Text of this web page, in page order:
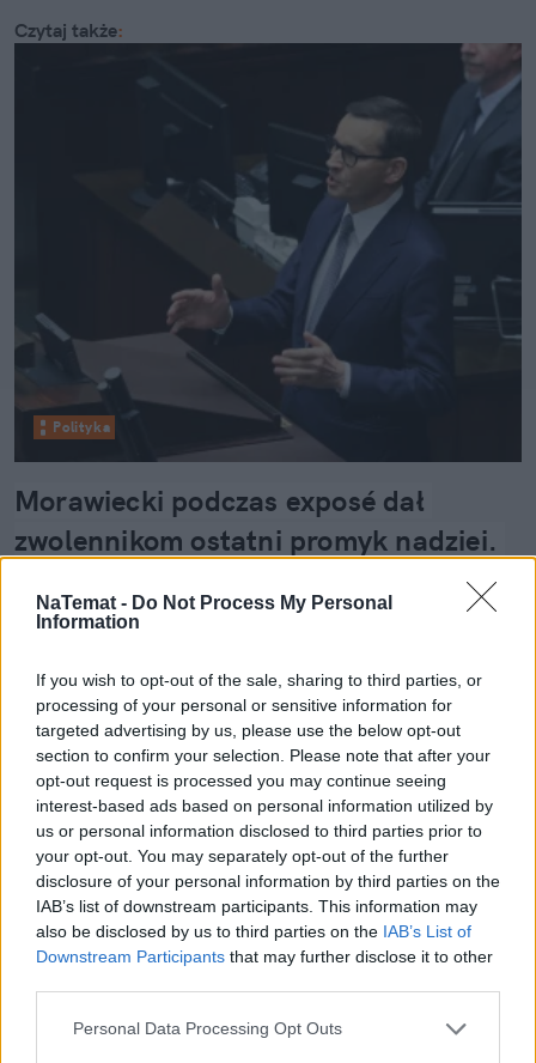
NaTemat - Do Not Process My Personal
Information
If you wish to opt-out of the sale, sharing to third parties, or
processing of your personal or sensitive information for
targeted advertising by us, please use the below opt-out
section to confirm your selection. Please note that after your
opt-out request is processed you may continue seeing
interest-based ads based on personal information utilized by
us or personal information disclosed to third parties prior to
your opt-out. You may separately opt-out of the further
disclosure of your personal information by third parties on the
IAB’s list of downstream participants. This information may
also be disclosed by us to third parties on the IAB’s List of
Downstream Participants that may further disclose it to other
Personal Data Processing Opt Outs
Czytaj także:
Polityka
Morawiecki podczas exposé dał
zwolennikom ostatni promyk nadziei.
obserwuj nas w Google News!
Więcej:
Prawo i Sprawiedliwość Zbigniew Ziobro Sejm
Mateusz Morawiecki
Suwerenna Polska Sejm RP
Jakub Noch